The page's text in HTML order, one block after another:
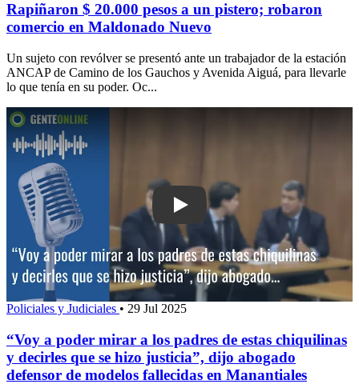
Rapiñaron $ 20.000 pesos a un pistero; robaron
comercio en Maldonado Nuevo
Un sujeto con revólver se presentó ante un trabajador de la estación
ANCAP de Camino de los Gauchos y Avenida Aiguá, para llevarle
lo que tenía en su poder. Oc...
Play: “Voy a poder mirar a los padres
Policiales y Judiciales • 29 Jul 2025
“Voy a poder mirar a los padres de estas chiquilinas
y decirles que se hizo justicia”, dijo abogado
defensor de modelos fallecidas en Manantiales